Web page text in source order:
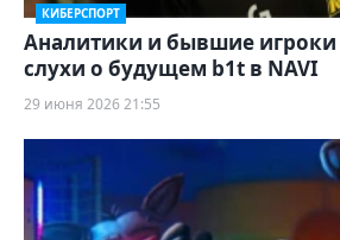
КИБЕРСПОРТ
Аналитики и бывшие игроки
слухи о будущем b1t в NAVI
29 июня 2026 21:55